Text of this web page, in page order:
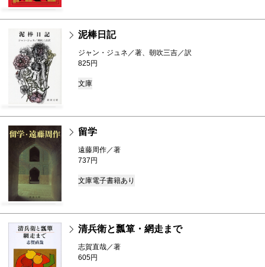
泥棒日記
ジャン・ジュネ／著、朝吹三吉／訳
825円
文庫
留学
遠藤周作／著
737円
文庫電子書籍あり
清兵衛と瓢箪・網走まで
志賀直哉／著
605円